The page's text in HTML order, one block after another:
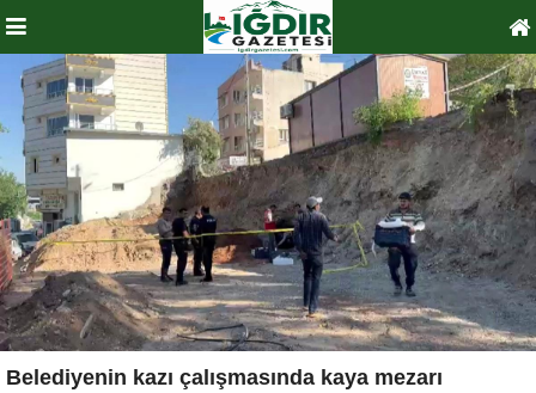
Belediyenin kazı çalışmasında kaya mezarı